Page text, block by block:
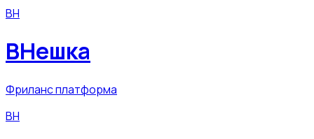
ВН
ВНешка
Фриланс платформа
ВН